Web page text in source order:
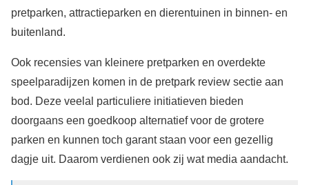
pretparken, attractieparken en dierentuinen in binnen- en
buitenland.
Ook recensies van kleinere pretparken en overdekte
speelparadijzen komen in de pretpark review sectie aan
bod. Deze veelal particuliere initiatieven bieden
doorgaans een goedkoop alternatief voor de grotere
parken en kunnen toch garant staan voor een gezellig
dagje uit. Daarom verdienen ook zij wat media aandacht.